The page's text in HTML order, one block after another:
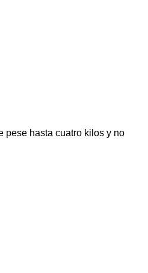
pese hasta cuatro kilos y no